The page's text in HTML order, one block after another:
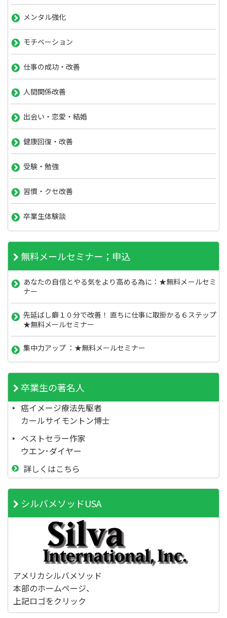
メンタル強化
モチベーション
仕事の成功・改善
人間関係改善
出会い・恋愛・結婚
健康回復・改善
受験・勉強
習慣・クセ改善
卒業生体験談
無料メールセミナー；申込
あなたの自信とやる気をより高める為に：★無料メールセミ
ナー
先延ばし癖１０分で改善！ 直ちに仕事に取掛かる６ステップ
★無料メールセミナー
集中力アップ ：★無料メールセミナー
卒業生の著名人
癌イメージ療法先駆者
カールサイモントン博士
ベストセラー作家
ウエン･ダイヤー
詳しくはこちら
シルバメソッドUSA
アメリカシルバメソッド
本部のホームページ、
上記ロゴをクリック